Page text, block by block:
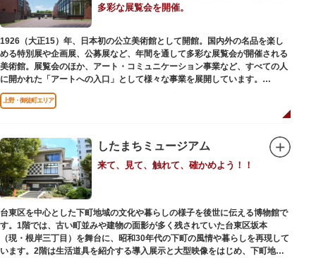
多彩な展覧会を開催。
1926（大正15）年、日本初の公立美術館として開館。国内外の名品を楽し
める特別展や企画展、公募展など、年間を通して多彩な展覧会が開催される
美術館。展覧会のほか、アート・コミュニケーション事業など、すべての人
に開かれた「アートへの入口」として様々な事業を展開しています。
レストランやミュージアムショップも充実。開放的なガラス張りのレストラ
ンからは、美術館のプロムナードや四季折々の公園の景色を眺めることがで
能です（観覧料は展覧会によって異なります。展覧会のスケジュールや観覧
料等の詳細は公式サイトをご確認ください）。
専門のスタッフに子供を預け、ゆっくりと展覧会鑑賞を楽しめる託児サービ
ス「パパママデー（事前予約制）」や、個室スペースのある授乳室、ミルク
用のお湯のサービスもあるのでファミリーにもおすすめです。
レンガ色のタイル張りの建物は、日本のモダニズム建築の巨匠・前川國男の
設計。
屋外には彫刻等の立体作品も展示されています。
上野・御徒町エリア
したまちミュージアム
来て、見て、触れて、確かめよう！！
台東区を中心とした下町地域の文化や暮らしの様子を後世に伝える博物館で
す。1階では、古い町並みや建物の面影が多く残されていた台東区坂本
（現・根岸三丁目）を舞台に、昭和30年代の下町の風情や暮らしを再現して
います。2階は生活道具を紹介する導入展示と大型映像をはじめ、下町地域